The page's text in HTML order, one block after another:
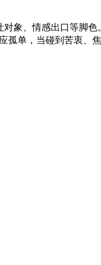
、情感出口等脚色
孤单，当碰到苦衷、